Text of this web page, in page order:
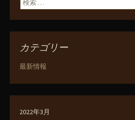
カテゴリー
最新情報
2022年3月